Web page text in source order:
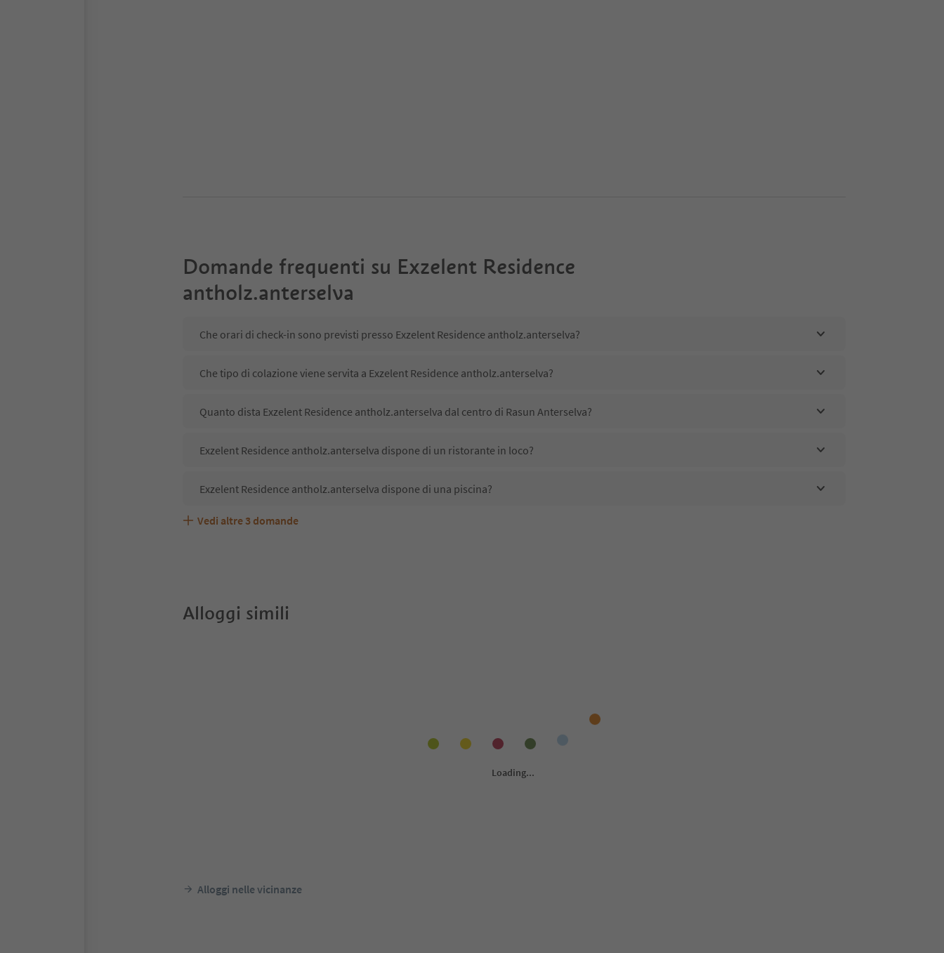
Domande frequenti su Exzelent Residence
antholz.anterselva
Che orari di check-in sono previsti presso Exzelent Residence antholz.anterselva?
Che tipo di colazione viene servita a Exzelent Residence antholz.anterselva?
Quanto dista Exzelent Residence antholz.anterselva dal centro di Rasun Anterselva?
Exzelent Residence antholz.anterselva dispone di un ristorante in loco?
Exzelent Residence antholz.anterselva dispone di una piscina?
Exzelent Residence antholz.anterselva accetta animali domestici?
Quali servizi/attività sono disponibili presso Exzelent Residence antholz.anterselva?
Gli ospiti di Exzelent Residence antholz.anterselva ricevono l'Alto Adige Guest Pass?
Vedi altre 3 domande
Alloggi simili
Alloggi nelle vicinanze